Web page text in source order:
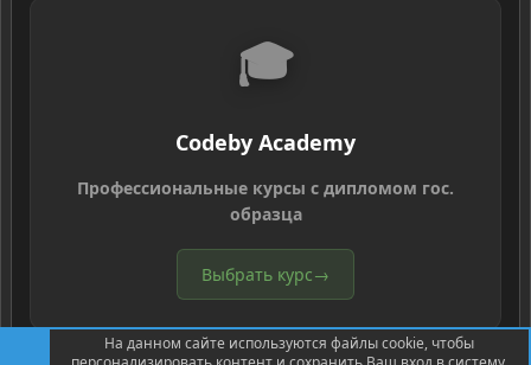
🎓
Codeby Academy
Профессиональные курсы с дипломом гос.
образца
Выбрать курс→
На данном сайте используются файлы cookie, чтобы